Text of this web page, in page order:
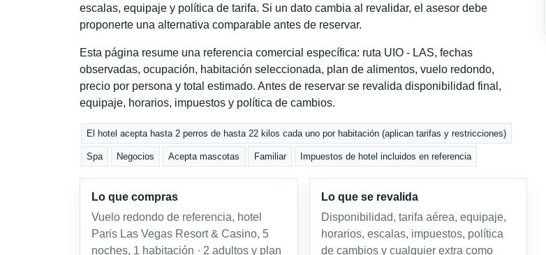
escalas, equipaje y política de tarifa. Si un dato cambia al revalidar, el asesor debe
proponerte una alternativa comparable antes de reservar.
Esta página resume una referencia comercial específica: ruta UIO - LAS, fechas
observadas, ocupación, habitación seleccionada, plan de alimentos, vuelo redondo,
precio por persona y total estimado. Antes de reservar se revalida disponibilidad final,
equipaje, horarios, impuestos y política de cambios.
El hotel acepta hasta 2 perros de hasta 22 kilos cada uno por habitación (aplican tarifas y restricciones)
Spa Negocios Acepta mascotas Familiar Impuestos de hotel incluidos en referencia
Lo que compras
Vuelo redondo de referencia, hotel
Paris Las Vegas Resort & Casino, 5
noches, 1 habitación · 2 adultos y plan
Lo que se revalida
Disponibilidad, tarifa aérea, equipaje,
horarios, escalas, impuestos, política
de cambios y cualquier extra como